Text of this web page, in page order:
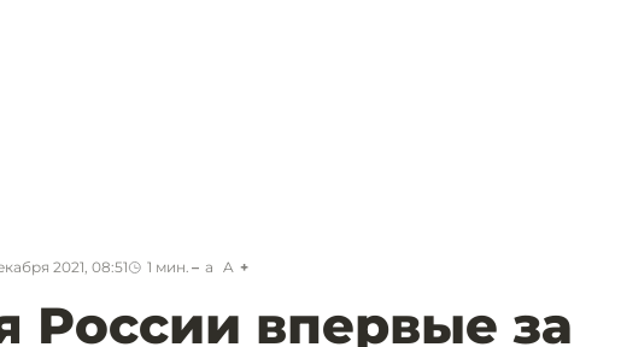
2021, 08:51 1 мин. a A
России впервые за